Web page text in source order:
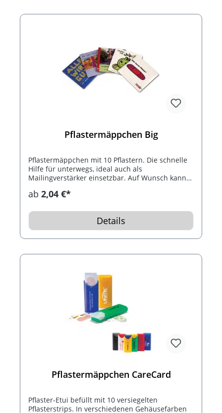
Pflastermäppchen Big
Pflastermäppchen mit 10 Pflastern. Die schnelle
Hilfe für unterwegs, ideal auch als
Mailingverstärker einsetzbar. Auf Wunsch kann
ab 2,04 €*
Details
Pflastermäppchen CareCard
Pflaster-Etui befüllt mit 10 versiegelten
Pflasterstrips. In verschiedenen Gehäusefarben